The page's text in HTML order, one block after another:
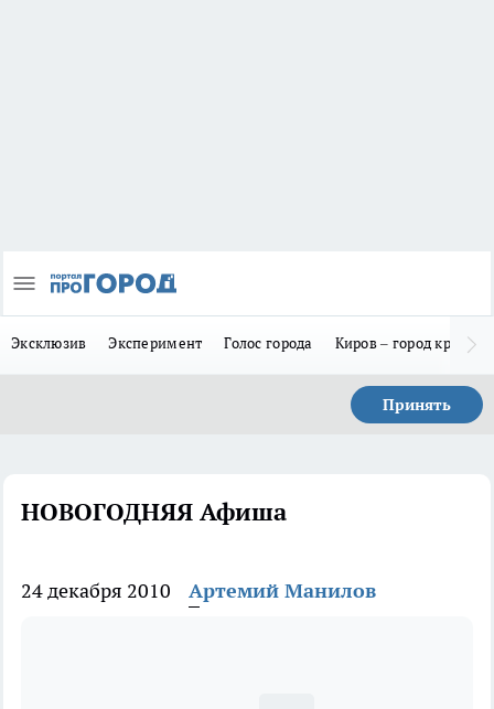
Эксклюзив Эксперимент Голос города Киров – город
Принять
НОВОГОДНЯЯ Афиша
24 декабря 2010 Артемий Манилов